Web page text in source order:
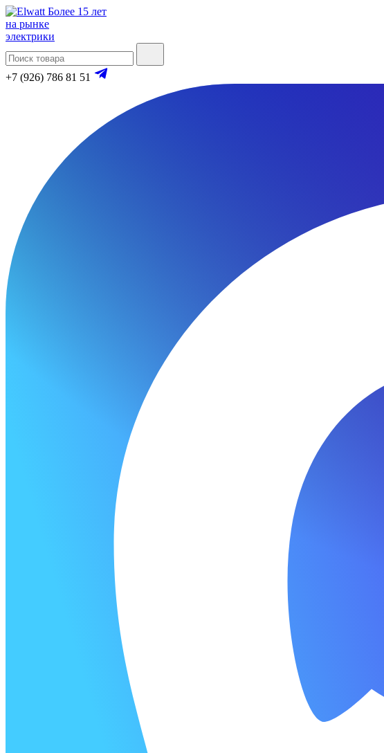
Более 15 лет
на рынке
электрики
+7 (926) 786 81 51